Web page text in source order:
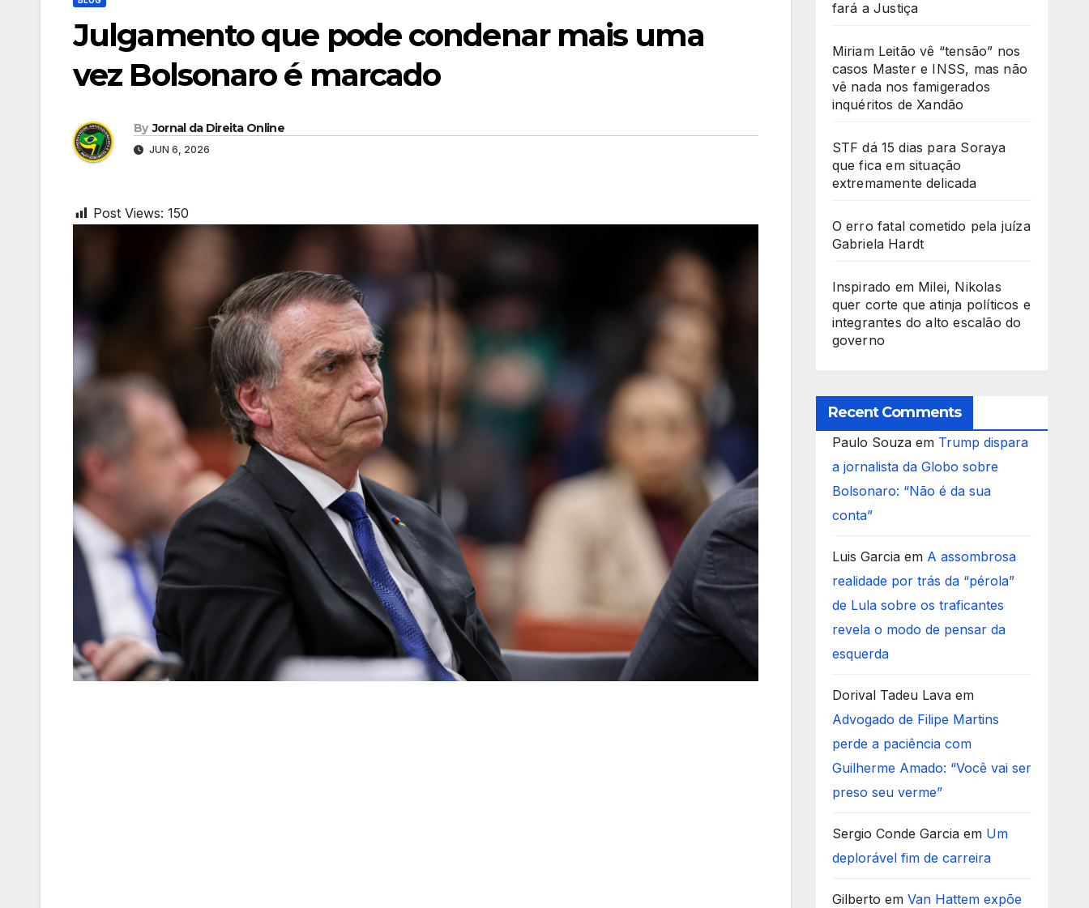
Julgamento que pode condenar mais uma
vez Bolsonaro é marcado
By Jornal da Direita Online
JUN 6, 2026
Post Views: 150
fará a Justiça
Miriam Leitão vê “tensão” nos
casos Master e INSS, mas não
vê nada nos famigerados
inquéritos de Xandão
STF dá 15 dias para Soraya
que fica em situação
extremamente delicada
O erro fatal cometido pela juíza
Gabriela Hardt
Inspirado em Milei, Nikolas
quer corte que atinja políticos e
integrantes do alto escalão do
governo
Recent Comments
Paulo Souzaem Trump dispara
a jornalista da Globo sobre
Bolsonaro: “Não é da sua
conta”
Luis Garciaem A assombrosa
realidade por trás da “pérola”
de Lula sobre os traficantes
revela o modo de pensar da
esquerda
Dorival Tadeu Lavaem
Advogado de Filipe Martins
perde a paciência com
Guilherme Amado: “Você vai ser
preso seu verme”
Sergio Conde Garciaem Um
deplorável fim de carreira
Gilberto em Van Hattem expõe